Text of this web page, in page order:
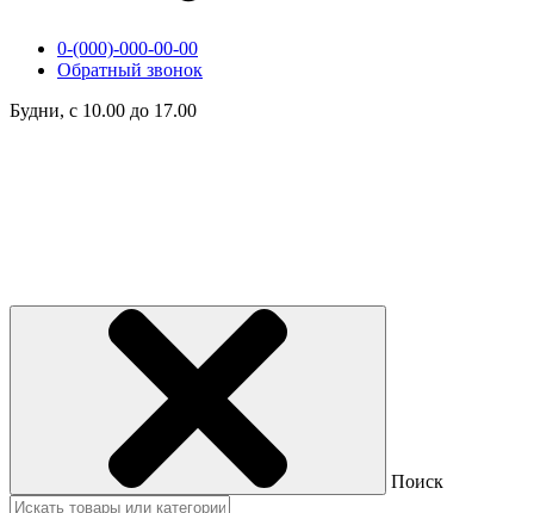
0-(000)-000-00-00
Обратный звонок
Будни, с 10.00 до 17.00
Поиск